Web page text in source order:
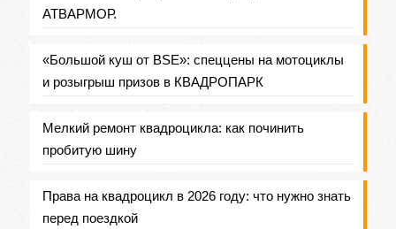
АТВАРМОР.
«Большой куш от BSE»: спеццены на мотоциклы
и розыгрыш призов в КВАДРОПАРК
Мелкий ремонт квадроцикла: как починить
пробитую шину
Права на квадроцикл в 2026 году: что нужно знать
перед поездкой